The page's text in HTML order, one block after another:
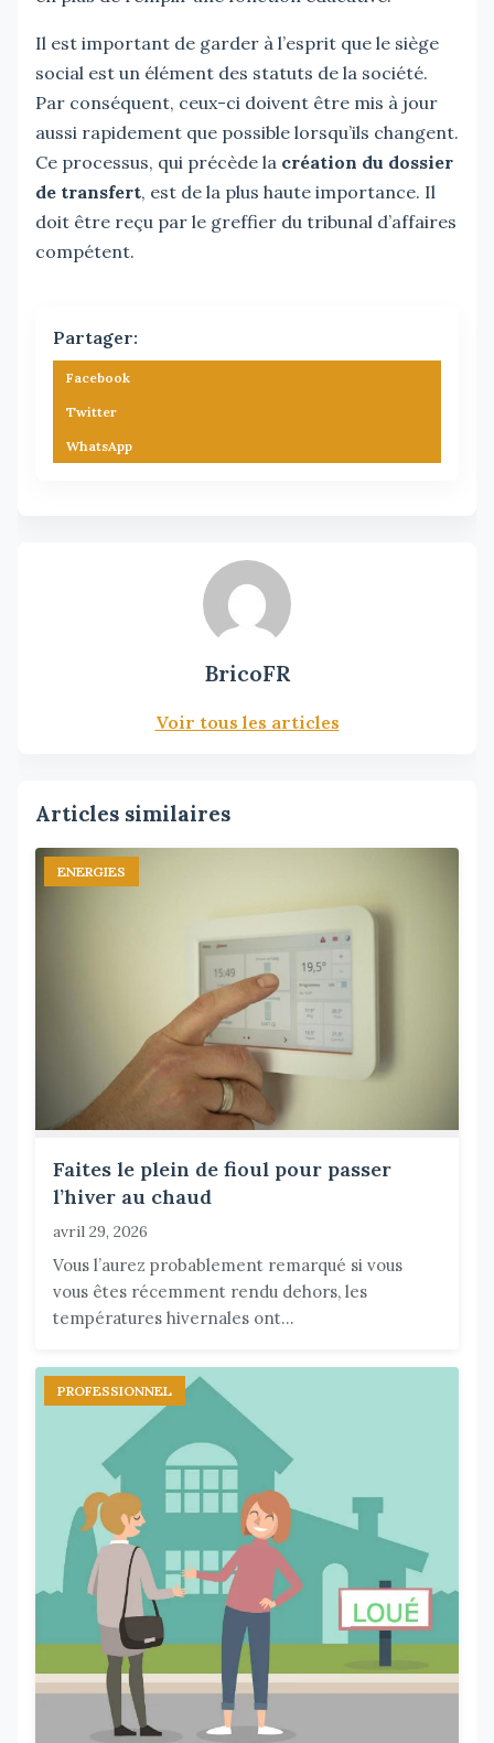
Il est important de garder à l’esprit que le siège
social est un élément des statuts de la société.
Par conséquent, ceux-ci doivent être mis à jour
aussi rapidement que possible lorsqu’ils changent.
Ce processus, qui précède la création du dossier
de transfert, est de la plus haute importance. Il
doit être reçu par le greffier du tribunal d’affaires
compétent.
Partager:
Facebook
Twitter
WhatsApp
BricoFR
Voir tous les articles
Articles similaires
ENERGIES
Faites le plein de fioul pour passer
l’hiver au chaud
avril 29, 2026
Vous l’aurez probablement remarqué si vous
vous êtes récemment rendu dehors, les
températures hivernales ont...
PROFESSIONNEL